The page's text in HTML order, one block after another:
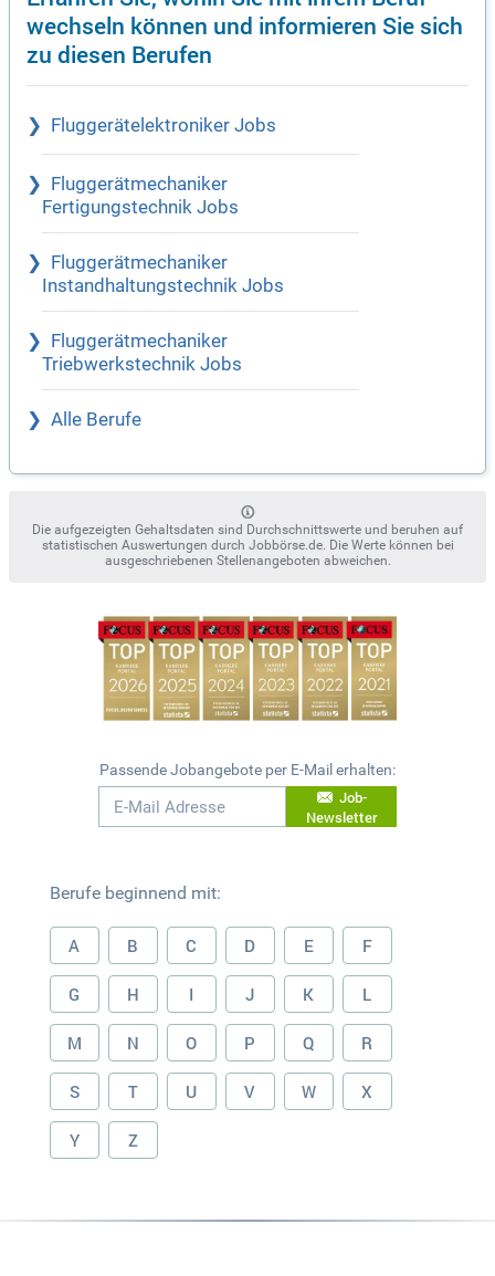
wechseln können und informieren Sie sich
zu diesen Berufen
Fluggerätelektroniker Jobs
Fluggerätmechaniker
Fertigungstechnik Jobs
Fluggerätmechaniker
Instandhaltungstechnik Jobs
Fluggerätmechaniker
Triebwerkstechnik Jobs
Alle Berufe
Die aufgezeigten Gehaltsdaten sind Durchschnittswerte und beruhen auf
statistischen Auswertungen durch Jobbörse.de. Die Werte können bei
ausgeschriebenen Stellenangeboten abweichen.
Passende Jobangebote per E-Mail erhalten:
Job-
Newsletter
Berufe beginnend mit:
A B C D E F
G H I J K L
M N O P Q R
S T U V W X
Y Z